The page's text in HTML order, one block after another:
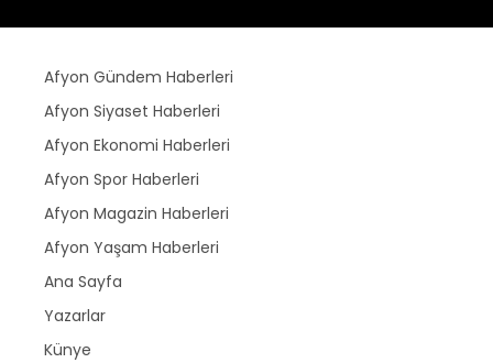
Afyon Gündem Haberleri
Afyon Siyaset Haberleri
Afyon Ekonomi Haberleri
Afyon Spor Haberleri
Afyon Magazin Haberleri
Afyon Yaşam Haberleri
Ana Sayfa
Yazarlar
Künye